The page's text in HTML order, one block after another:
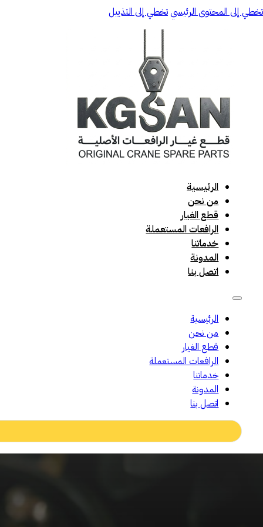
تخطي إلى المحتوى الرئيسيتخطي إلى التذييل
الرئيسية
من نحن
قطع الغيار
الرافعات المستعملة
خدماتنا
المدونة
اتصل بنا
الرئيسية
من نحن
قطع الغيار
الرافعات المستعملة
خدماتنا
المدونة
اتصل بنا
Search
...